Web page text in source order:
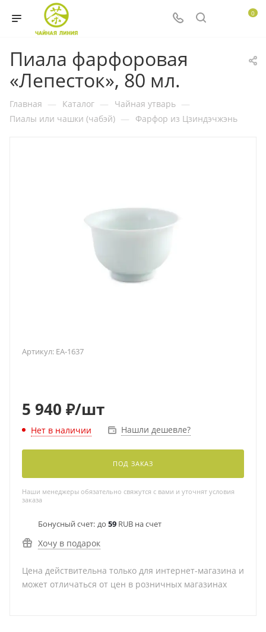
0
Пиала фарфоровая
«Лепесток», 80 мл.
Главная — Каталог — Чайная утварь —
Пиалы или чашки (чабэй) — Фарфор из Цзиндэчжэнь
Артикул: EA-1637
5 940 ₽/шт
Нет в наличии Нашли дешевле?
ПОД ЗАКАЗ
Наши менеджеры обязательно свяжутся с вами и уточнят условия
заказа
Бонусный счет: до 59 RUB на счет
Хочу в подарок
Цена действительна только для интернет-магазина и
может отличаться от цен в розничных магазинах